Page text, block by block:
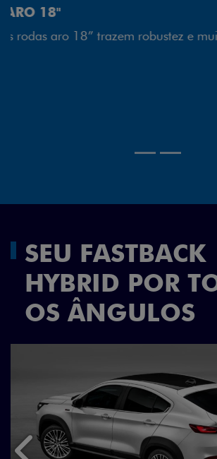
FAROL FULL LED
Tecnologia dos faróis totalmente em
melhor luminosidade, maior
SEU FASTBACK
HYBRID POR
OS ÂNGULOS